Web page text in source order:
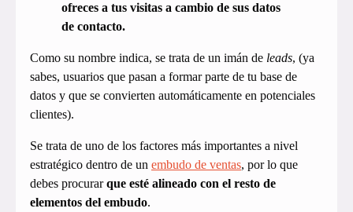
ofreces a tus visitas a cambio de sus datos
de contacto.
Como su nombre indica, se trata de un imán de leads, (ya
sabes, usuarios que pasan a formar parte de tu base de
datos y que se convierten automáticamente en potenciales
clientes).
Se trata de uno de los factores más importantes a nivel
estratégico dentro de un embudo de ventas, por lo que
debes procurarque esté alineado con el resto de
elementos del embudo.